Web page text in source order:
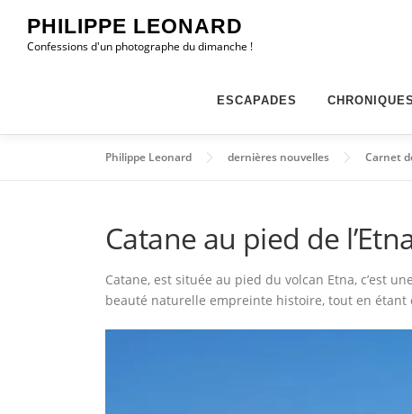
contenu
PHILIPPE LEONARD
Confessions d'un photographe du dimanche !
ESCAPADES CHRONIQUES
Philippe Leonard dernières nouvelles Carnet
Catane au pied de
Catane, est située au pied du volcan Etna, c’est
beauté naturelle empreinte histoire, tout en étant